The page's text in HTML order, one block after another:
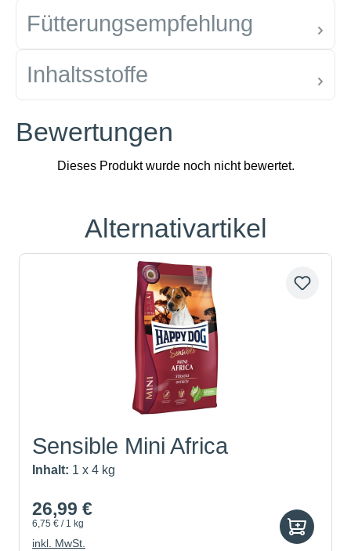
Fütterungsempfehlung
Inhaltsstoffe
Bewertungen
Produktgalerie überspringen
Alternativartikel
Sensible Mini Africa
Inhalt: 1 x 4 kg
26,99 €
6,75 € / 1 kg
inkl. MwSt.